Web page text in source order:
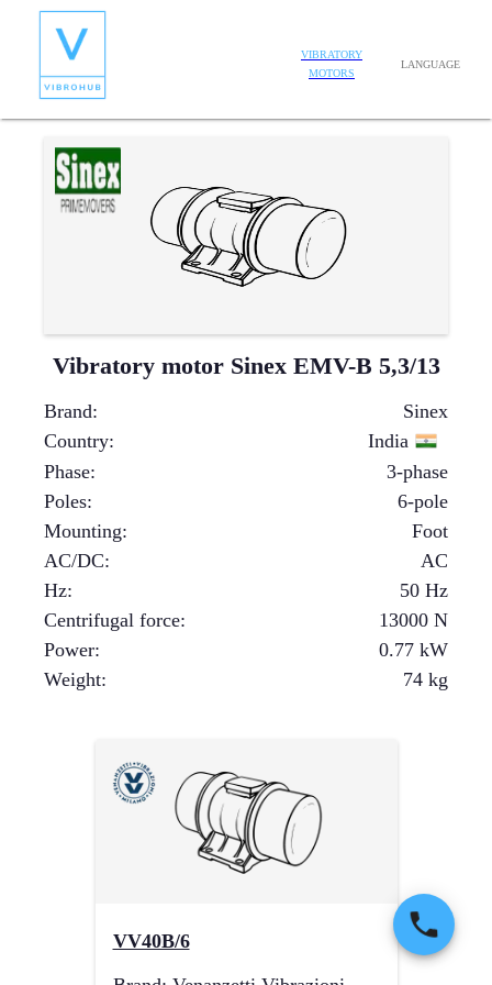
VIBRATORY
MOTORS
LANGUAGE
Vibratory motor Sinex EMV-B 5,3/13
Brand:
Sinex
Country:
India
Phase:
3-phase
Poles:
6-pole
Mounting:
Foot
AC/DC:
AC
Hz:
50 Hz
Centrifugal force: 13000 N
Power: 0.77 kW
Weight: 74 kg
VV40B/6